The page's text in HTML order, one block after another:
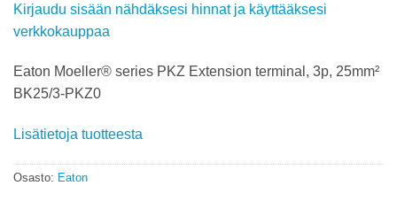
Kirjaudu sisään nähdäksesi hinnat ja käyttääksesi
verkkokauppaa
Eaton Moeller® series PKZ Extension terminal, 3p, 25mm²
BK25/3-PKZ0
Lisätietoja tuotteesta
Osasto: Eaton